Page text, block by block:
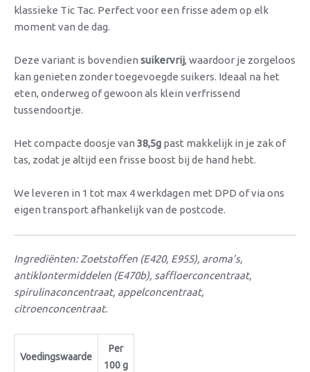
klassieke Tic Tac. Perfect voor een frisse adem op elk
moment van de dag.
Deze variant is bovendien suikervrij, waardoor je zorgeloos
kan genieten zonder toegevoegde suikers. Ideaal na het
eten, onderweg of gewoon als klein verfrissend
tussendoortje.
Het compacte doosje van 38,5g past makkelijk in je zak of
tas, zodat je altijd een frisse boost bij de hand hebt.
We leveren in 1 tot max 4 werkdagen met DPD of via ons
eigen transport afhankelijk van de postcode.
Ingrediënten: Zoetstoffen (E420, E955), aroma’s,
antiklontermiddelen (E470b), saffloerconcentraat,
spirulinaconcentraat, appelconcentraat,
citroenconcentraat.
Voedingswaarde
Per
100 g